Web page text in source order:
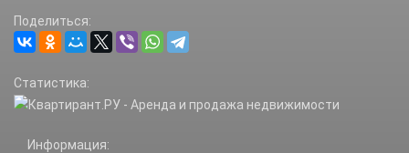
Поделиться:
Статистика:
Информация: